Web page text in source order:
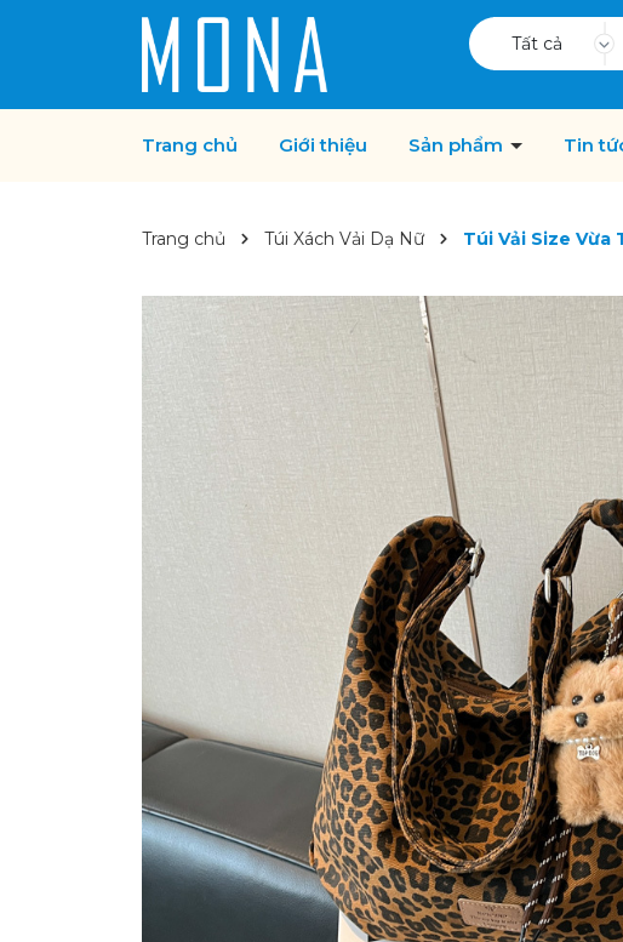
Tất cả
Trang chủ Giới thiệu Sản phẩm Tin
Trang chủ Túi Xách Vải Dạ Nữ Túi Vải Size Vừa